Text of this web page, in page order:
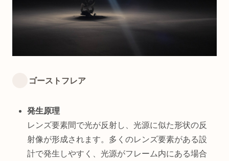
ゴーストフレア
発生原理
レンズ要素間で光が反射し、光源に似た形状の反
射像が形成されます。多くのレンズ要素がある設
計で発生しやすく、光源がフレーム内にある場合